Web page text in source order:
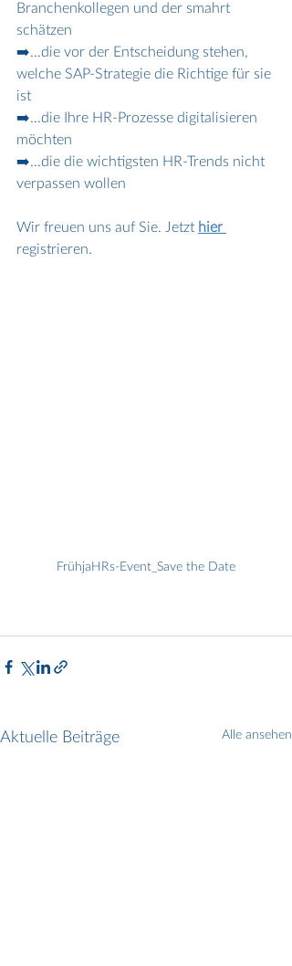
Branchenkollegen und der smahrt
schätzen
➡️...die vor der Entscheidung stehen,
welche SAP-Strategie die Richtige für sie
ist
➡️...die Ihre HR-Prozesse digitalisieren
möchten
➡️...die die wichtigsten HR-Trends nicht
verpassen wollen
Wir freuen uns auf Sie. Jetzt hier
registrieren.
FrühjaHRs-Event_Save the Date
Aktuelle Beiträge Alle ansehen